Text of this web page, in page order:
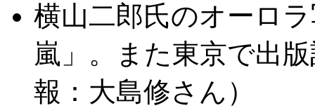
横山二郎氏のオーロ
嵐」。また東京で出
報：大島修さん）